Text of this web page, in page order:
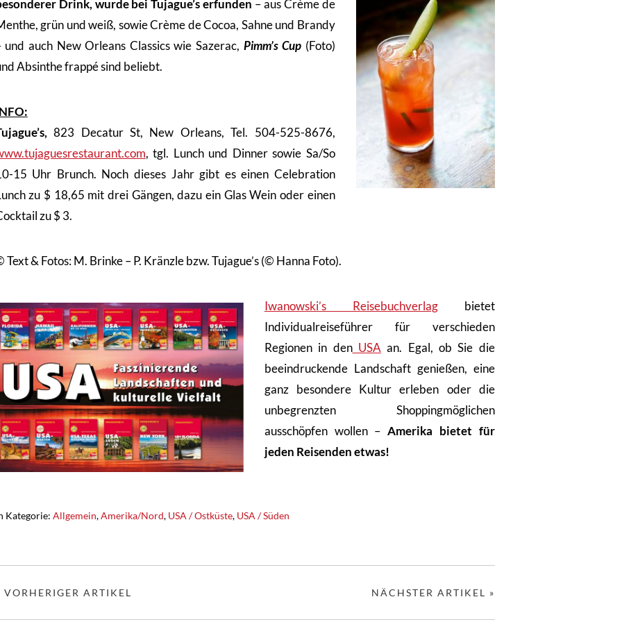
Drink, wurde bei Tujague’s erfunden – aus Crème de
grün und weiß, sowie Crème de Cocoa, Sahne und Brandy
und auch New Orleans Classics wie Sazerac, Pimm’s Cup (Foto)
Absinthe frappé sind beliebt.
823 Decatur St, New Orleans, Tel. 504-525-8676,
, tgl. Lunch und Dinner sowie Sa/So
15 Uhr Brunch. Noch dieses Jahr gibt es einen Celebration
zu $ 18,65 mit drei Gängen, dazu ein Glas Wein oder einen
zu $ 3.
Text & Fotos: M. Brinke – P. Kränzle bzw. Tujague’s (© Hanna Foto).
Iwanowski’s Reisebuchverlagbietet
Individualreiseführer für verschieden
Regionen in denUSA an. Egal, ob Sie die
beeindruckende Landschaft genießen, eine
ganz besondere Kultur erleben oder die
unbegrenzten Shoppingmöglichen
ausschöpfen wollen –Amerika bietet für
jeden Reisenden etwas!
Kategorie: Allgemein,Amerika/Nord, USA / Ostküste, USA / Süden
NÄCHSTER ARTIKEL »
VORHERIGER ARTIKEL